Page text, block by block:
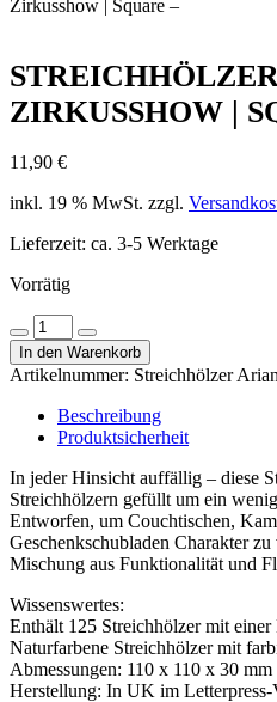
Zirkusshow | Square –
ZIRKUSSHOW |
11,90 €
inkl. 19 % MwSt. zzgl.
Lieferzeit: ca. 3-5 Werktage
Vorrätig
Menge
verringern
StreichhölzerArianes
Zirkusshow
|
Square
Menge
Menge
erhöhen
In den Warenkorb
Artikelnummer: Streichhölzer
Beschreibung
Produktsicherheit
In jeder Hinsicht auffällig – diese
Streichhölzern gefüllt um ein
Entworfen, um Couchtischen,
Geschenkschubladen Charakter
Mischung aus Funktionalität und
Wissenswertes:
Enthält 125 Streichhölzer mit
Naturfarbene Streichhölzer mit
Abmessungen: 110 x 110 x 30 mm
Herstellung: In UK im Letterpress-